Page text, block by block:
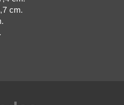
cm.